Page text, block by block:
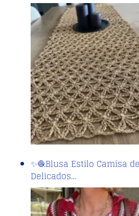
✨🧶Blusa Estilo Camisa
Delicados…